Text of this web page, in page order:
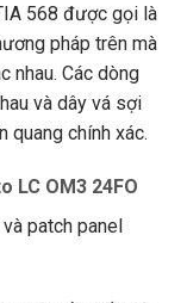
568 được gọi là
pháp trên mà
nhau. Các dòng
và dây vá sợi
quang chính xác.
LC OM3 24FO
patch panel